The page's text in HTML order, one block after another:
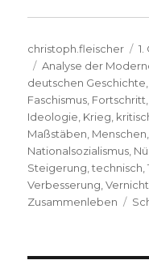
Autor
christoph.fleischer
Schlagwörter
Analyse der
deutschen Geschichte
Faschismus Fortschritt
Ideologie Krieg
Maßstäben Menschen
Nationalsozialismus
Steigerung ,technisch ,
Verbesserung ,
Zusammenleben